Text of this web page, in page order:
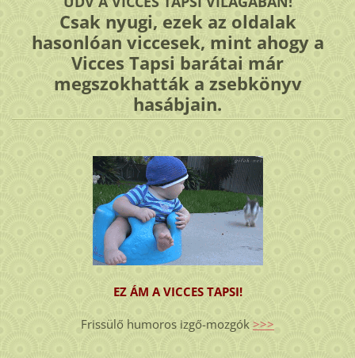
Csak nyugi, ezek az oldalak
hasonlóan viccesek, mint ahogy a
Vicces Tapsi barátai már
megszokhatták a zsebkönyv
hasábjain.
EZ ÁM A VICCES TAPSI!
Frissülő humoros izgő-mozgók >>>